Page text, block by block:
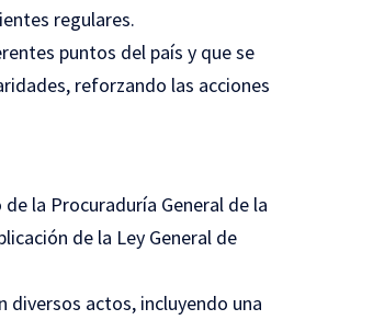
regulares.
puntos del país y que se
reforzando las acciones
la Procuraduría General de la
de la Ley General de
diversos actos, incluyendo una